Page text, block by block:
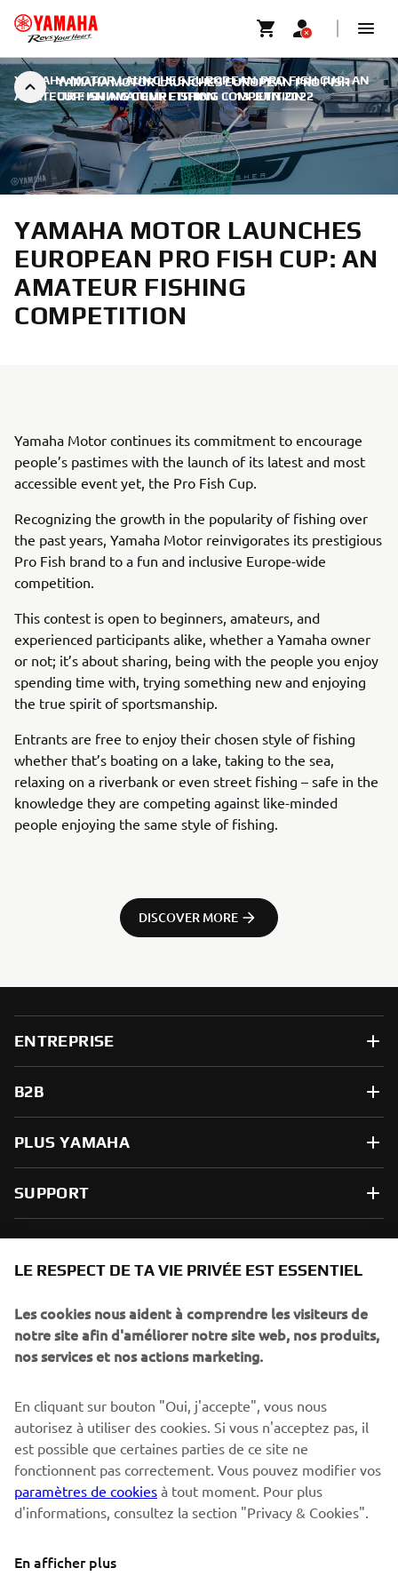
YAMAHA MOTOR LAUNCHES EUROPEAN PRO FISH
CUP: AN AMATEUR FISHING COMPETITION
YAMAHA MOTOR LAUNCHES EUROPEAN PRO FISH CUP: AN
AMATEUR FISHING COMPETITION | 13 JUIN 2022
YAMAHA MOTOR LAUNCHES
EUROPEAN PRO FISH CUP: AN
AMATEUR FISHING
COMPETITION
Yamaha Motor continues its commitment to encourage
people’s pastimes with the launch of its latest and most
accessible event yet, the Pro Fish Cup.
Recognizing the growth in the popularity of fishing over
the past years, Yamaha Motor reinvigorates its prestigious
Pro Fish brand to a fun and inclusive Europe-wide
competition.
This contest is open to beginners, amateurs, and
experienced participants alike, whether a Yamaha owner
or not; it’s about sharing, being with the people you enjoy
spending time with, trying something new and enjoying
the true spirit of sportsmanship.
Entrants are free to enjoy their chosen style of fishing
whether that’s boating on a lake, taking to the sea,
relaxing on a riverbank or even street fishing – safe in the
knowledge they are competing against like-minded
people enjoying the same style of fishing.
DISCOVER MORE
ENTREPRISE
B2B
PLUS YAMAHA
SUPPORT
spéciaux, les lancements de produits, etc.
S'ABONNER
Lisez notre politique de confidentialité pour savoir comment
nous traitons vos données personnelles : Politique de
Confidentialité
LE RESPECT DE TA VIE PRIVÉE EST ESSENTIEL
Les cookies nous aident à comprendre les visiteurs de
notre site afin d'améliorer notre site web, nos produits,
nos services et nos actions marketing.
En cliquant sur bouton "Oui, j'accepte", vous nous
autorisez à utiliser des cookies. Si vous n'acceptez pas, il
est possible que certaines parties de ce site ne
fonctionnent pas correctement. Vous pouvez modifier vos
paramètres de cookies à tout moment. Pour plus
d'informations, consultez la section "Privacy & Cookies".
En afficher plus